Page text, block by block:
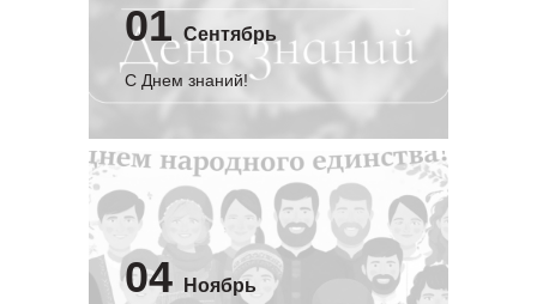
01 Сентябрь
C Днем знаний!
04 Ноябрь